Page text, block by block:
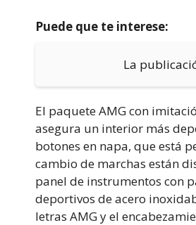
Puede que te interese:
La
El paquete AMG con
asegura un interior más
botones en napa, que está
cambio de marchas están
panel de instrumentos con
deportivos de acero
letras AMG y el